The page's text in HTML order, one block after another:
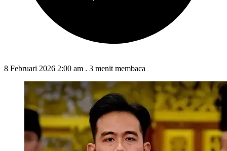
8 Februari 2026 2:00 am . 3 menit membaca